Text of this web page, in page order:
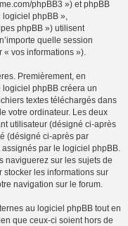
phpBB3 ») et phpBB
logiciel phpBB »,
phpBB ») utilisent
quelle session
« vos informations »).
Premièrement, en
phpBB créera un
textes téléchargés dans
votre ordinateur. Les deux
utilisateur (désigné ci-après
(désigné ci-après par
par le logiciel phpBB.
naviguerez sur les sujets de
stocker les informations sur
navigation sur le forum.
au logiciel phpBB tout en
que ceux-ci soient hors de